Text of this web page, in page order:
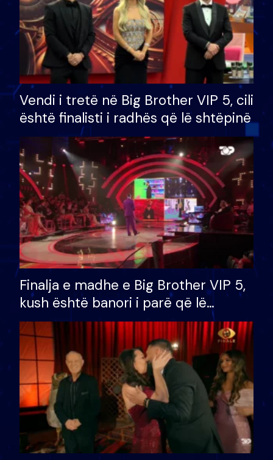
Vendi i tretë në Big Brother VIP 5, cili
është finalisti i radhës që lë shtëpinë
Finalja e madhe e Big Brother VIP 5,
kush është banori i parë që lë
shtëpinë dhe humb mundësinë për
të fituar çmimin e madh